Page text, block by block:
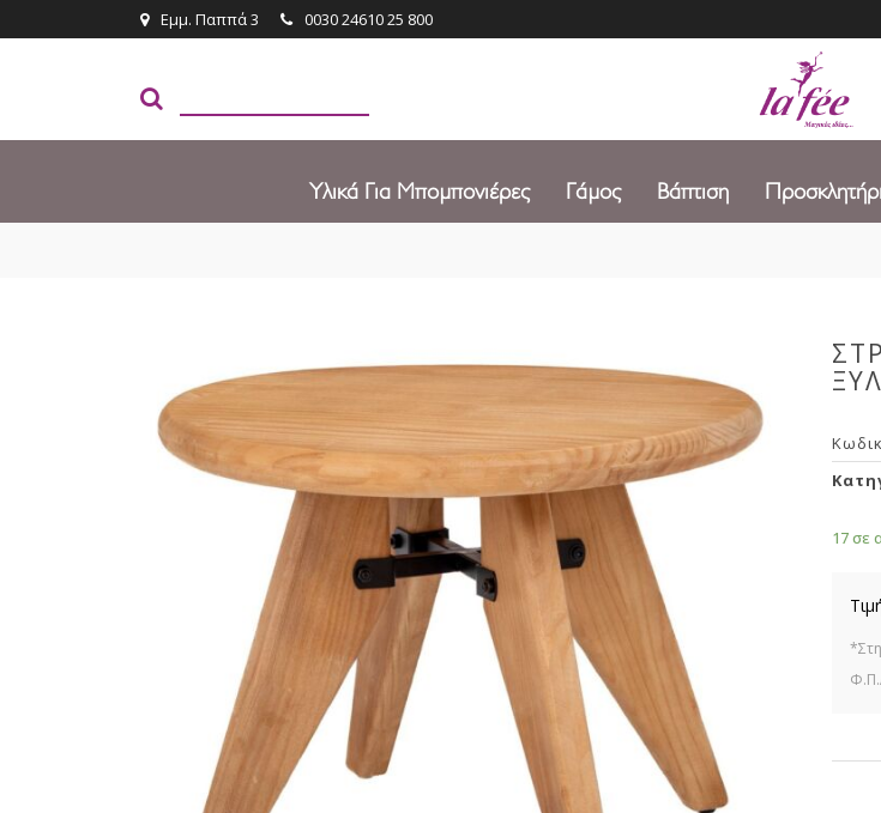
Εμμ. Παππά 3 0030 24610 25 800
Υλικά Για Μπομπονιέρες Γάμος Βάπτιση
17 σε